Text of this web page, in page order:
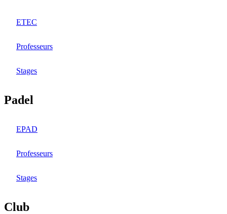
ETEC
Professeurs
Stages
Padel
EPAD
Professeurs
Stages
Club